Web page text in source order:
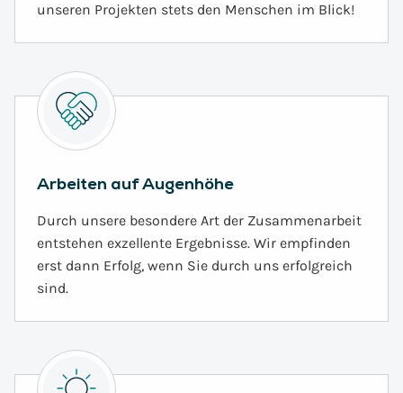
unseren Projekten stets den Menschen im Blick!
Arbeiten auf Augenhöhe
Durch unsere besondere Art der Zusammenarbeit
entstehen exzellente Ergebnisse. Wir empfinden
erst dann Erfolg, wenn Sie durch uns erfolgreich
sind.